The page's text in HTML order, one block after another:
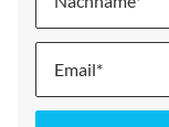
Melde
für